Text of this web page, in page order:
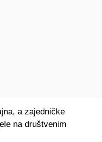
a zajedničke
na društvenim